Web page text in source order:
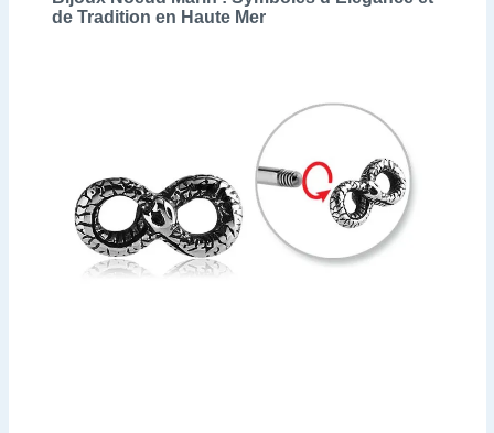
de Tradition en Haute Mer